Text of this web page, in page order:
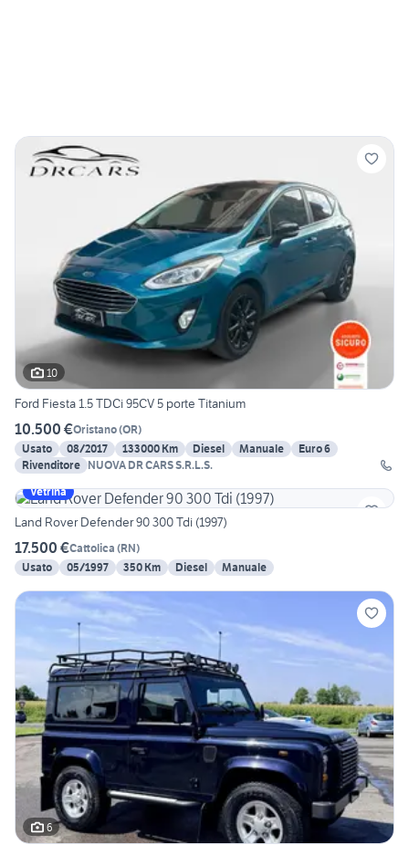
10
Ford Fiesta 1.5 TDCi 95CV 5 porte Titanium
10.500 €Oristano(OR)
Usato
08/2017 133000 Km Diesel Manuale
Euro 6
Rivenditore NUOVA DR CARS S.R.L.S.
Vetrina
Land Rover Defender 90 300 Tdi (1997)
17.500 €Cattolica (RN)
Usato
05/1997 350 Km Diesel Manuale
6